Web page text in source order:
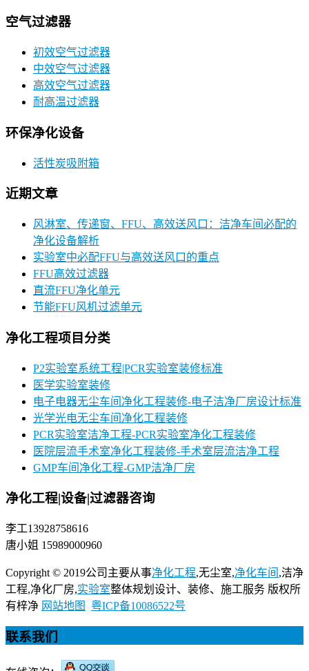
空气过滤器
初效空气过滤器
中效空气过滤器
高效空气过滤器
耐高温过滤器
环保净化设备
活性炭吸附箱
近期文章
风淋室、传递窗、FFU、高效送风口：洁净车间必配的
净化设备解析
实验室中必配FFU与高效送风口的重点
FFU高效过滤器
直流FFU净化单元
节能FFU风机过滤单元
净化工程项目分类
P2实验室系统工程|PCR实验室装修标准
医学实验室装修
电子电器无尘车间净化工程装修-电子洁净厂房设计标准
光学光电无尘车间净化工程装修
PCR实验室洁净工程-PCR实验室净化工程装修
医院层流手术室净化工程装修-手术室层流洁净工程
GMP车间净化工程-GMP洁净厂房
净化工程|设备|过滤器咨询
李工13928758616
唐小姐 15989000960
Copyright © 2019公司主要从事净化工程,无尘室,净化车间 ,洁净
工程,净化厂房,实验室整体规划设计、装修、施工服务 版权所
有梓净 网站地图 粤ICP备10086522号
联系我们